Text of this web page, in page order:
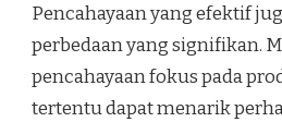
Pencahayaan yang efektif
perbedaan yang signifikan.
pencahayaan fokus pada
tertentu dapat menarik